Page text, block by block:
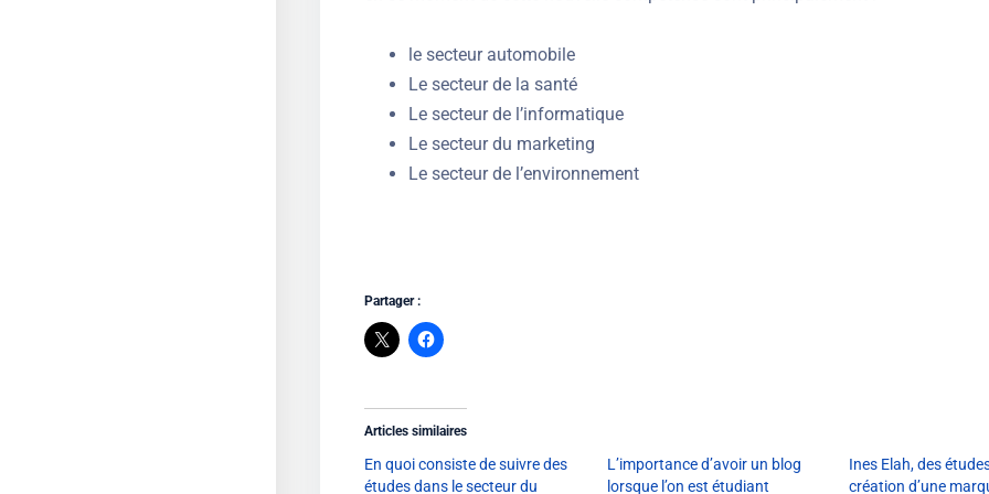
le secteur automobile
Le secteur de la santé
Le secteur de l’informatique
Le secteur du marketing
Le secteur de l’environnement
Partager :
Articles similaires
En quoi consiste de suivre des
études dans le secteur du
L’importance d’avoir un blog
lorsque l’on est étudiant
Ines Elah, des
création d’une